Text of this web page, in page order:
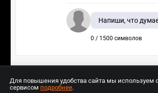
Напиши, что
0 / 1500 символов
Для повышения удобства сайта мы используем
сервисом подробнее.